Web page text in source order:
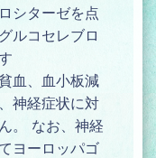
シターゼを点
ルコセレブロ
血、血小板減
神経症状に対
。 なお、神経
ヨーロッパゴ